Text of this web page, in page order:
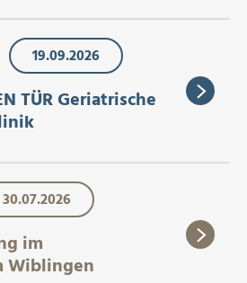
19.09.2026
TÜR Geriatrische
30.07.2026
im
Wiblingen